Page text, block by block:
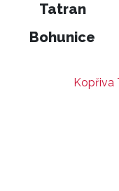
Tatran
Bohunice
Kopřiva